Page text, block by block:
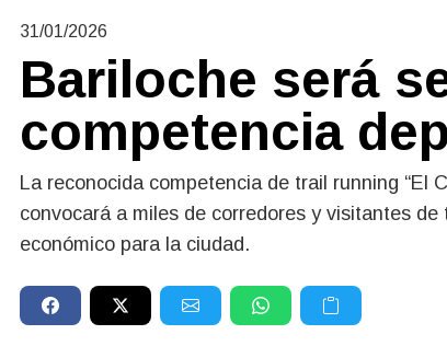
31/01/2026
Bariloche será
competencia
La reconocida competencia de trail running “El
convocará a miles de corredores y visitantes
económico para la ciudad.